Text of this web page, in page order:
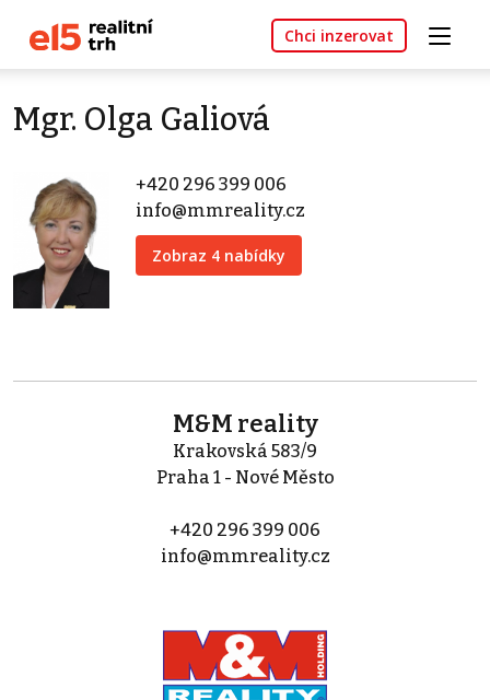
Chci inzerovat
Mgr. Olga Galiová
+420 296 399 006
info@mmreality.cz
Zobraz 4 nabídky
M&M reality
Krakovská 583/9
Praha 1 - Nové Město
+420 296 399 006
info@mmreality.cz